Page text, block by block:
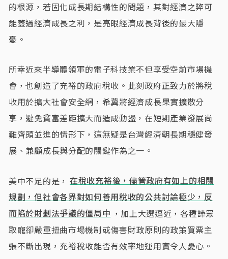
的根源，若固化成長期結構性的問題，其對經濟之弊可
能蓋過經濟成長之利，是亮眼經濟成長背後的最大隱
憂。
所幸近來半導體領軍的電子科技業不但享受空前市場機
會，也創造了充裕的政府稅收。此刻政府正致力於將稅
收用於擴大社會安全網，希冀將經濟成長果實擴散分
享，避免貧富差距擴大而造成動盪，在短期產業發展尚
難齊頭並進的情形下，這無疑是台灣經濟朝長期穩健發
展、兼顧成長與分配的關鍵作為之一。
美中不足的是， 在稅收充裕後，儘管政府有如上的相關
規劃，但社會各界對如何善用稅收的公共討論極少，反
而陷於財劃法爭議的僵局中 ，加上大選逼近，各種譁眾
取寵卻嚴重扭曲市場機制或傷害財政原則的政策買票主
張不斷出現，充裕稅收能否有效率地運用實令人憂心。